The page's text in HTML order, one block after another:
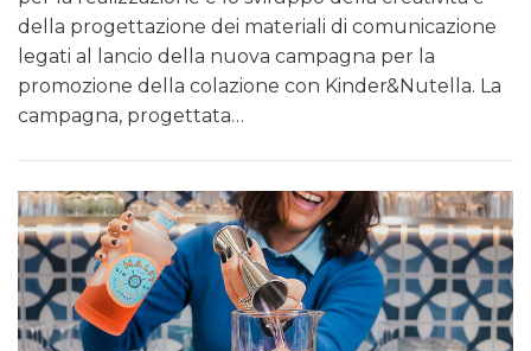
della progettazione dei materiali di comunicazione
legati al lancio della nuova campagna per la
promozione della colazione con Kinder&Nutella. La
campagna, progettata…